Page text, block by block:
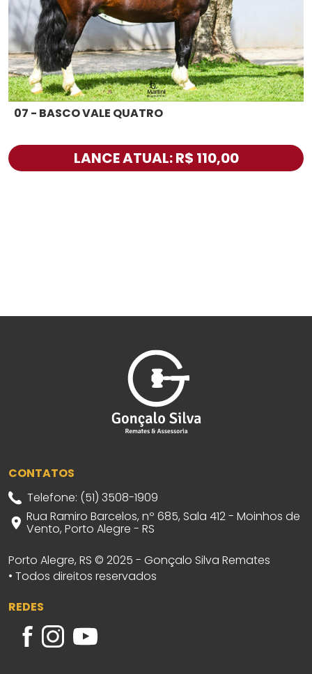
07 - BASCO VALE QUATRO
LANCE ATUAL: R$ 110,00
CONTATOS
Telefone: (51) 3508-1909
Rua Ramiro Barcelos, nº 685, Sala 412 - Moinhos de
Vento, Porto Alegre - RS
Porto Alegre, RS © 2025 - Gonçalo Silva Remates
• Todos direitos reservados
REDES